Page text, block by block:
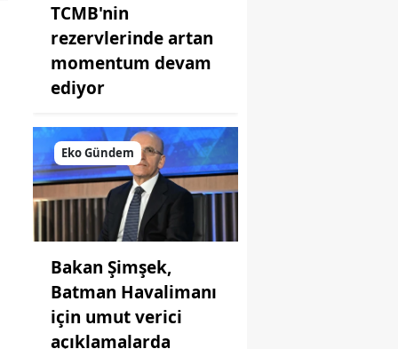
TCMB'nin
rezervlerinde artan
momentum devam
ediyor
Eko Gündem
Bakan Şimşek,
Batman Havalimanı
için umut verici
açıklamalarda